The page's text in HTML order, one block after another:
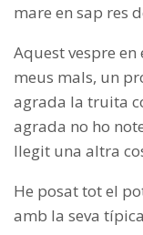
mare en sap res
Aquest vespre
meus mals, un
agrada la truita
agrada no ho
llegit una altra
He posat tot el
amb la seva